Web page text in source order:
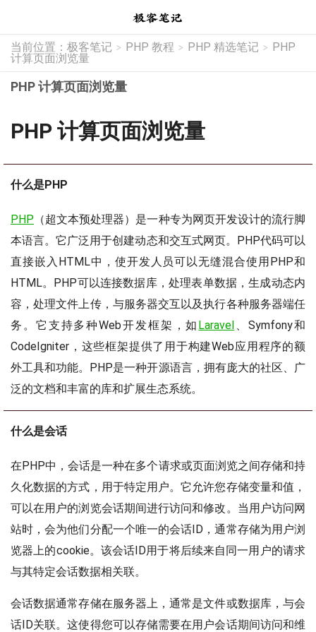
当前位置： 极客笔记 > PHP 教程 > PHP 精选笔记 > PHP
计算页面浏览量
PHP 计算页面浏览量
PHP 计算页面浏览量
什么是PHP
PHP （超文本预处理器）是一种专为网页开发设计的流行脚
本语言。它广泛用于创建动态和交互式网页。PHP代码可以
直接嵌入HTML中，使开发人员可以无缝混合使用PHP和
HTML。PHP可以连接数据库，处理表单数据，生成动态内
容，处理文件上传，与服务器交互以及执行各种服务器端任
务。它支持多种Web开发框架，如 Laravel 、Symfony和
CodeIgniter，这些框架提供了用于构建Web应用程序的额
外工具和功能。PHP是一种开源语言，拥有庞大的社区、广
泛的文档和丰富的库和扩展生态系统。
什么是会话
在PHP中，会话是一种在多个请求或页面浏览之间存储和持
久化数据的方式，用于特定用户。它允许您存储变量和值，
可以在用户的浏览会话期间进行访问和修改。当用户访问网
站时，会为他们分配一个唯一的会话ID，通常存储为用户浏
览器上的cookie。该会话ID用于将后续来自同一用户的请求
与其特定会话数据相关联。
会话数据通常存储在服务器上，通常是文件或数据库，与会
话ID关联。这使得您可以存储需要在用户会话期间访问和维